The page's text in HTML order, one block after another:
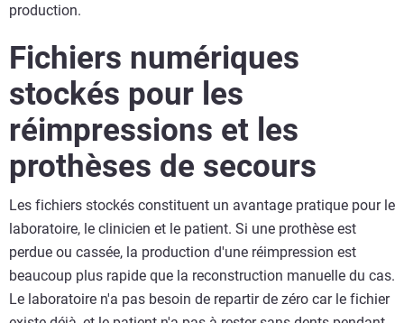
production.
Fichiers numériques
stockés pour les
réimpressions et les
prothèses de secours
Les fichiers stockés constituent un avantage pratique pour le
laboratoire, le clinicien et le patient. Si une prothèse est
perdue ou cassée, la production d'une réimpression est
beaucoup plus rapide que la reconstruction manuelle du cas.
Le laboratoire n'a pas besoin de repartir de zéro car le fichier